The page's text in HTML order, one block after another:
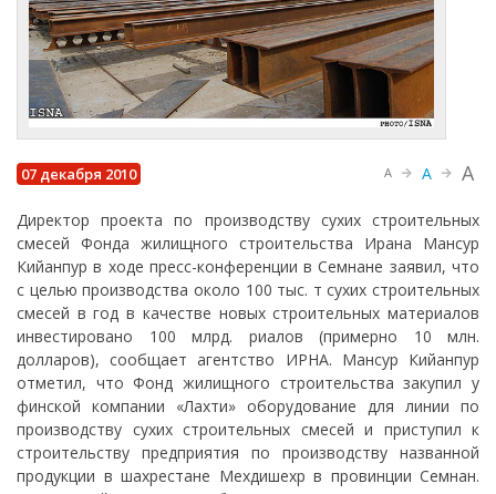
07 декабря 2010 A A A
Директор проекта по производству сухих строительных
смесей Фонда жилищного строительства Ирана Мансур
Кийанпур в ходе пресс-конференции в Семнане заявил, что
с целью производства около 100 тыс. т сухих строительных
смесей в год в качестве новых строительных материалов
инвестировано 100 млрд. риалов (примерно 10 млн.
долларов), сообщает агентство ИРНА. Мансур Кийанпур
отметил, что Фонд жилищного строительства закупил у
финской компании «Лахти» оборудование для линии по
производству сухих строительных смесей и приступил к
строительству предприятия по производству названной
продукции в шахрестане Мехдишехр в провинции Семнан.